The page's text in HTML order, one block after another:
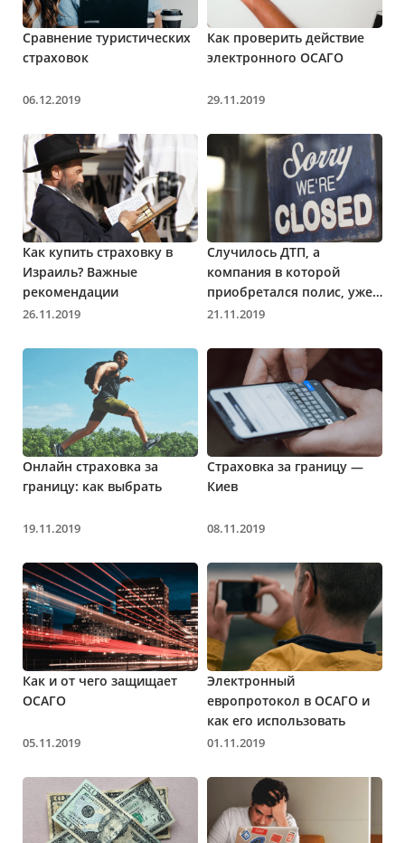
Сравнение туристических
страховок
06.12.2019
Как проверить действие
электронного ОСАГО
29.11.2019
Как купить страховку в
Израиль? Важные
рекомендации
26.11.2019
Случилось ДТП, а
компания в которой
приобретался полис, уже
не работает
21.11.2019
Онлайн страховка за
границу: как выбрать
19.11.2019
Страховка за границу —
Киев
08.11.2019
Как и от чего защищает
ОСАГО
05.11.2019
Электронный
европротокол в ОСАГО и
как его использовать
01.11.2019